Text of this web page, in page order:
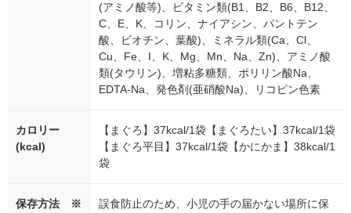
(アミノ酸等)、ビタミン類(B1、B2、B6、B12、
C、E、K、コリン、ナイアシン、パントテン
酸、ビオチン、葉酸)、ミネラル類(Ca、Cl、
Cu、Fe、I、K、Mg、Mn、Na、Zn)、アミノ酸
類(タウリン)、増粘多糖類、ポリリン酸Na、
EDTA-Na、発色剤(亜硝酸Na)、リコピン色素
カロリー
(kcal)
【まぐろ】37kcal/1袋【まぐろたい】37kcal/1袋
【まぐろ平目】37kcal/1袋【かにかま】38kcal/1
袋
保存方法 ※
誤食防止のため、小児の手の届かない場所に保